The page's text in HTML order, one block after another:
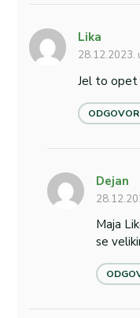
Lika
28.12.2023.
Jel to opet
Dejan
Maja
se